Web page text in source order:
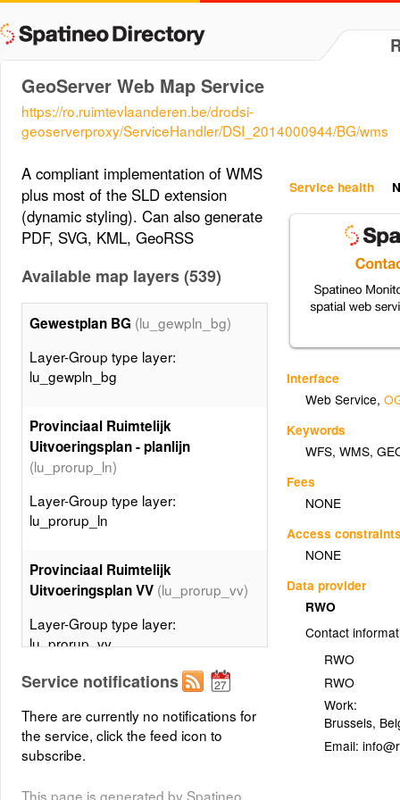
GeoServer Web Map Service
https://ro.ruimtevlaanderen.be/drodsi-
geoserverproxy/ServiceHandler/DSI_2014000944/BG/wms
Service health
Interface
Web Service,
Keywords
WFS,WMS,
Fees
NONE
Access
NONE
Data provider
RWO
Contact
RWO
RWO
Work:
Brussels,
Email:
A compliant implementation of WMS
plus most of the SLD extension
(dynamic styling). Can also generate
PDF, SVG, KML, GeoRSS
Available map layers (539)
Gewestplan BG (lu_gewpln_bg)
Layer-Group type layer:
lu_gewpln_bg
Provinciaal Ruimtelijk
Uitvoeringsplan - planlijn
(lu_prorup_ln)
Layer-Group type layer:
lu_prorup_ln
Provinciaal Ruimtelijk
Uitvoeringsplan VV (lu_prorup_vv)
Layer-Group type layer:
lu_prorup_vv
Gewestelijk Ruimtelijk
Uitvoeringsplan DV -
planspecialecontour
(lu_gewrup_dv_ctspec)
Layer-Group type layer:
Service notifications
There are currently no notifications for
the service, click the feed icon to
subscribe.
This page is generated by Spatineo